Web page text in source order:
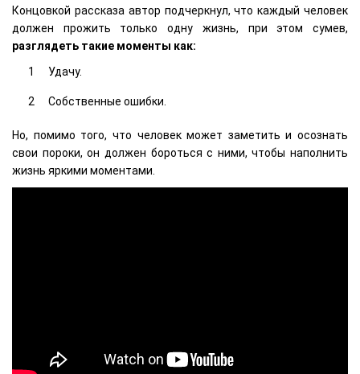
Концовкой рассказа автор подчеркнул, что каждый человек
должен прожить только одну жизнь, при этом сумев,
разглядеть такие моменты как:
Удачу.
Собственные ошибки.
Но, помимо того, что человек может заметить и осознать
свои пороки, он должен бороться с ними, чтобы наполнить
жизнь яркими моментами.